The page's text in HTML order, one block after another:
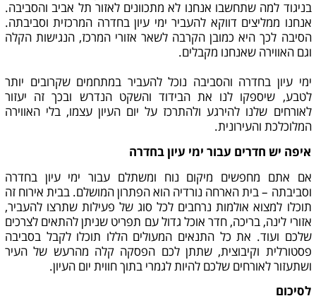
בניגוד למה שתחשבו אנחנו לא מתכוונים לאזור תל אביב והסביבה.
אנחנו ממליצים דווקא להעביר ימי עיון בחדרה המרכזית וסביבתה.
הסיבה לכך היא כמובן הקרבה לשאר אזורי המרכז, הנגישות הקלה
וגם האווירה שאנחנו מקבלים.
ימי עיון בחדרה והסביבה נוכל להעביר במתחמים שקרובים יותר
לטבע, שיספקו לנו את הבידוד והשקט הנדרש ובכך זה יעזור
לאורחים שלנו להירגע ולהתרכז על יום העיון עצמו, בלי האווירה
המלוכלכת והעירונית.
איפה יש חדרים עבור ימי עיון בחדרה
אם אתם מחפשים מיקום נוח ומשתלם עבור ימי עיון בחדרה
וסביבתה – בית הארחה נורדיה הוא הפתרון המושלם. בבית אירוח זה
תוכלו למצוא אולמות נרחבים לכל סוג של פעילות שתרצו להעביר,
אזורי לינה, בריכה, חדר אוכל גדול עם תפריט שניתן להתאים לצרכים
שלכם ועוד. את כל התנאים המעולים הללו תוכלו לקבל בסביבה
פסטורלית וקיבוצית, שתתן לכם הפסקה קלה מהרעש של העיר
ושתעזור לאורחים שלכם להיות לגמרי בתוך חווית יום העיון.
לסיכום